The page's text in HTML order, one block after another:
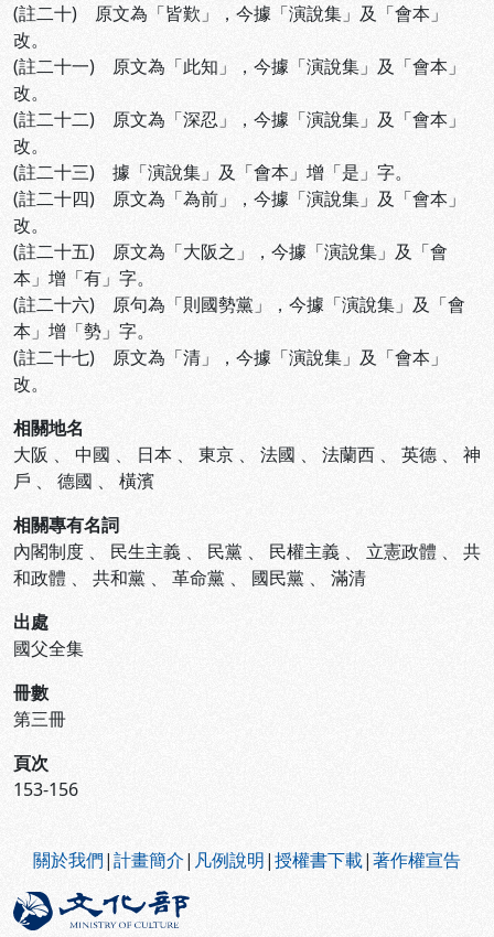
(註二十) 原文為「皆歎」，今據「演說集」及「會本」
改。
(註二十一) 原文為「此知」，今據「演說集」及「會本」
改。
(註二十二) 原文為「深忍」，今據「演說集」及「會本」
改。
(註二十三) 據「演說集」及「會本」增「是」字。
(註二十四) 原文為「為前」，今據「演說集」及「會本」
改。
(註二十五) 原文為「大阪之」，今據「演說集」及「會
本」增「有」字。
(註二十六) 原句為「則國勢黨」，今據「演說集」及「會
本」增「勢」字。
(註二十七) 原文為「清」，今據「演說集」及「會本」
改。
相關地名
大阪 、 中國 、 日本 、 東京 、 法國 、 法蘭西 、 英德 、 神
戶 、 德國 、 橫濱
相關專有名詞
內閣制度 、 民生主義 、 民黨 、 民權主義 、 立憲政體 、 共
和政體 、 共和黨 、 革命黨 、 國民黨 、 滿清
出處
國父全集
冊數
第三冊
頁次
153-156
關於我們|計畫簡介| 凡例說明|授權書下載|著作權宣告